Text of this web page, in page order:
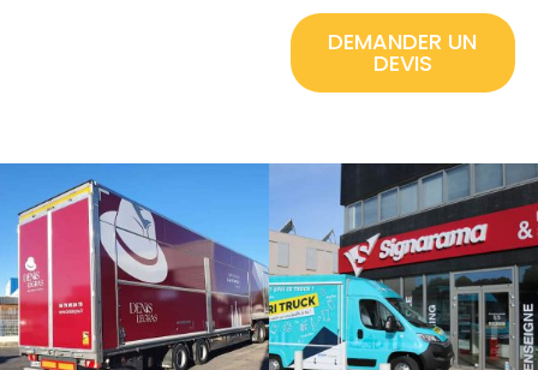
DEMANDER UN
DEVIS